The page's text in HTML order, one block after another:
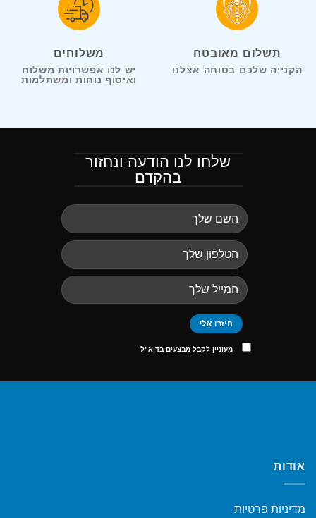
תשלום מאובטח
הקנייה שלכם בטוחה אצלנו
משלוחים
יש לנו אפשרויות משלוח
ואיסוף נוחות ומשתלמות
שלחו לנו הודעה ונחזור
בהקדם
מעוניין לקבל מבצעים בדוא"ל
אודות
מדיניות פרטיות